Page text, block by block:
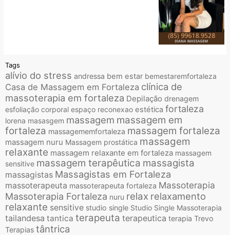
Tags
alívio do stress andressa bem estar bemestaremfortaleza
Casa de Massagem em Fortaleza clínica de
massoterapia em fortaleza Depilação drenagem
esfoliação corporal espaço reconexao estética fortaleza
lorena masasgem massagem massagem em
fortaleza massagememfortaleza massagem fortaleza
massagem nuru Massagem prostática massagem
relaxante massagem relaxante em fortaleza massagem
sensitive massagem terapêutica massagista
massagistas Massagistas em Fortaleza
massoterapeuta massoterapeuta fortaleza Massoterapia
Massoterapia Fortaleza nuru relax relaxamento
relaxante sensitive studio single Studio Single Massoterapia
tailandesa tantica terapeuta terapeutica terapia Trevo
Terapias tântrica